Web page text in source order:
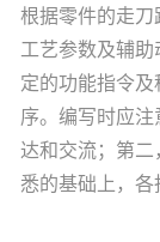
根据零件的走刀
工艺参数及辅
定的功能指令
序。编写时应
达和交流；第
悉的基础上，各